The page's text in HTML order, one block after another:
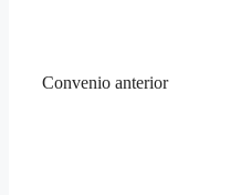
Convenio anterior